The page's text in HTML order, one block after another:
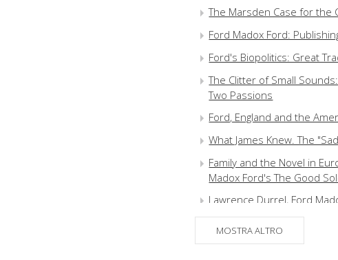
The Marsden Case for the
Ford Madox Ford:
Ford's Biopolitics: Great
The Clitter of Small
Two Passions
Ford, England and the
What James Knew. The
Family and the Novel in
Madox Ford's The Good
Lawrence Durrel, Ford
Ford Madox Ford, Stella
MOSTRA ALTRO